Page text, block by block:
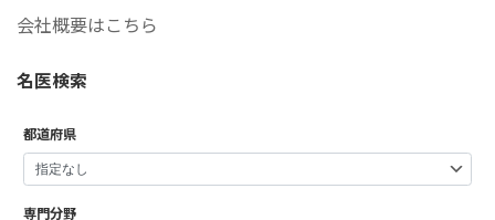
会社概要はこちら
名医検索
都道府県
専門分野